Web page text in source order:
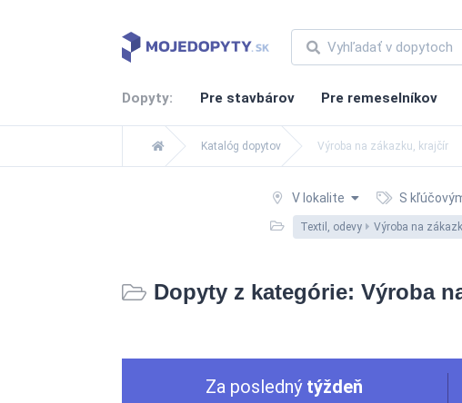
Dopyty: Pre stavbárov Pre remeselníkov
Katalóg dopytov Výroba na zákazku, krajčír
V lokalite S
Textil, odevy Výroba na
Dopyty z kategórie: Výroba
Za posledný týždeň